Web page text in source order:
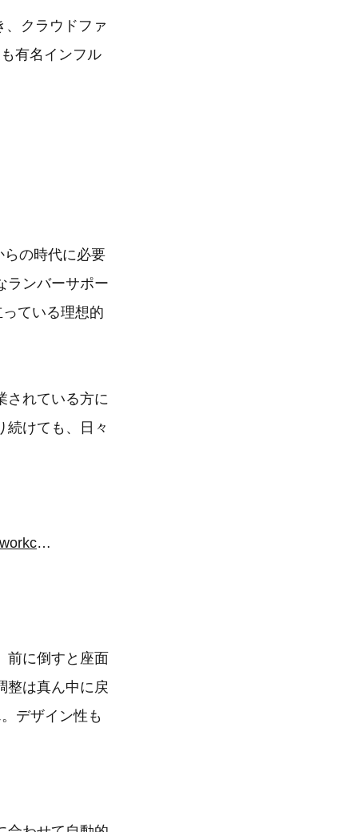
、クラウドファ
有名インフル
らの時代に必要
ランバーサポー
ている理想的
されている方に
続けても、日々
https://www.rasical.com/collections/general-products/products/growspica-workchair-elite
前に倒すと座面
整は真ん中に戻
デザイン性も